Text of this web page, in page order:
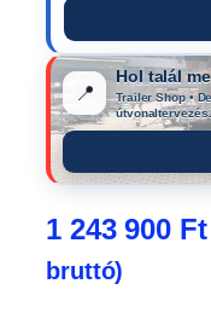
📍
Hol talál
Trailer Shop •
útvonaltervezés.
1 243 900 Ft
bruttó)